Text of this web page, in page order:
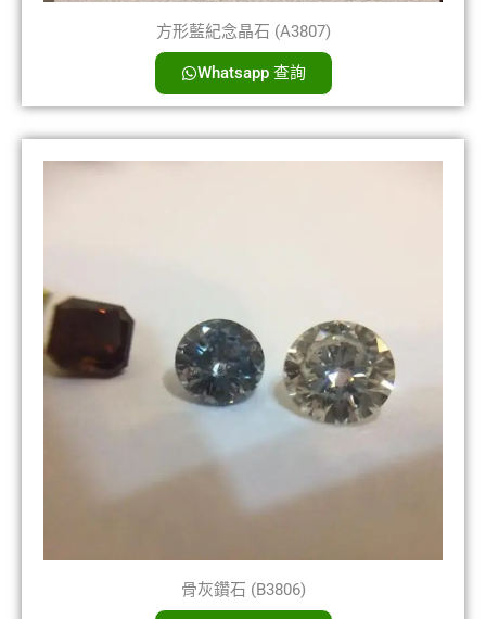
方形藍紀念晶石 (A3807)
Whatsapp 查詢
骨灰鑽石 (B3806)